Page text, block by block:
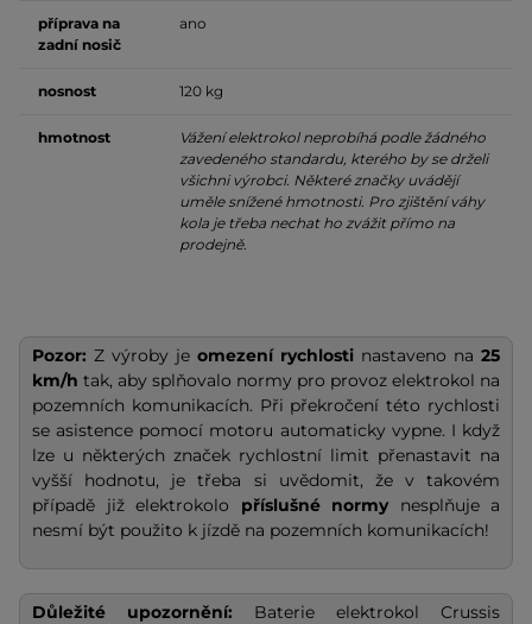
příprava na
zadní nosič
ano
nosnost 120 kg
hmotnost
Vážení elektrokol neprobíhá podle žádného
zavedeného standardu, kterého by se drželi
všichni výrobci. Některé značky uvádějí
uměle snížené hmotnosti. Pro zjištění váhy
kola je třeba nechat ho zvážit přímo na
prodejně.
Pozor: Z výroby je omezení rychlosti nastaveno na 25
km/h tak, aby splňovalo normy pro provoz elektrokol na
pozemních komunikacích. Při překročení této rychlosti
se asistence pomocí motoru automaticky vypne. I když
lze u některých značek rychlostní limit přenastavit na
vyšší hodnotu, je třeba si uvědomit, že v takovém
případě již elektrokolo příslušné normynesplňuje a
nesmí být použito k jízdě na pozemních komunikacích!
Důležité upozornění: Baterie elektrokol Crussis